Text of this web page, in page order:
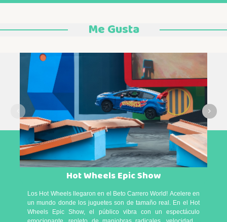
Me Gusta
Hot Wheels Epic Show
Los Hot Wheels llegaron en el Beto Carrero World! Acelere en
un mundo donde los juguetes son de tamaño real. En el Hot
Wheels Epic Show, el público vibra con un espectáculo